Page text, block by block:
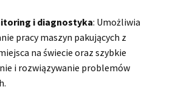
i diagnostyka: Umożliwia
pracy maszyn pakujących z
na świecie oraz szybkie
i rozwiązywanie problemów